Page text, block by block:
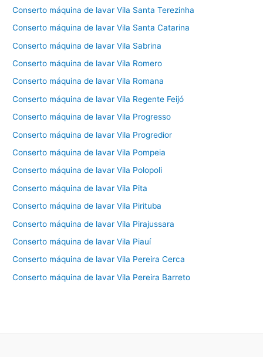
Conserto máquina de lavar Vila Santa Terezinha
Conserto máquina de lavar Vila Santa Catarina
Conserto máquina de lavar Vila Sabrina
Conserto máquina de lavar Vila Romero
Conserto máquina de lavar Vila Romana
Conserto máquina de lavar Vila Regente Feijó
Conserto máquina de lavar Vila Progresso
Conserto máquina de lavar Vila Progredior
Conserto máquina de lavar Vila Pompeia
Conserto máquina de lavar Vila Polopoli
Conserto máquina de lavar Vila Pita
Conserto máquina de lavar Vila Pirituba
Conserto máquina de lavar Vila Pirajussara
Conserto máquina de lavar Vila Piauí
Conserto máquina de lavar Vila Pereira Cerca
Conserto máquina de lavar Vila Pereira Barreto